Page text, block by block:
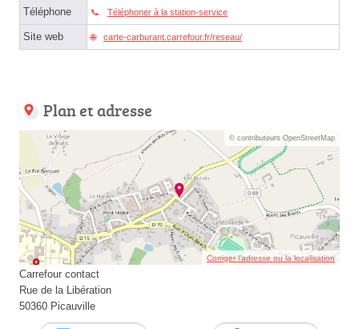
Téléphone Téléphoner à la station-service
Site web carte-carburant.carrefour.fr/reseau/
Plan et adresse
© contributeurs OpenStreetMap
Corriger l’adresse ou la localisation
Carrefour contact
Rue de la Libération
50360 Picauville